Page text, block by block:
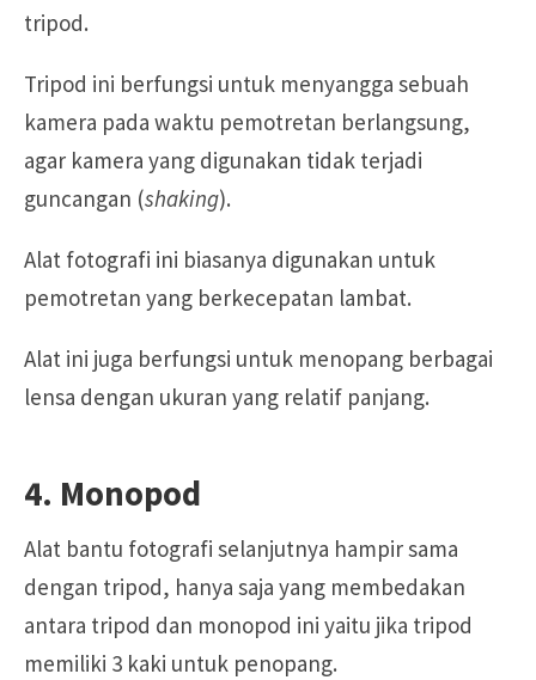
tripod.
Tripod ini berfungsi untuk menyangga sebuah
kamera pada waktu pemotretan berlangsung,
agar kamera yang digunakan tidak terjadi
guncangan (shaking).
Alat fotografi ini biasanya digunakan untuk
pemotretan yang berkecepatan lambat.
Alat ini juga berfungsi untuk menopang berbagai
lensa dengan ukuran yang relatif panjang.
4. Monopod
Alat bantu fotografi selanjutnya hampir sama
dengan tripod, hanya saja yang membedakan
antara tripod dan monopod ini yaitu jika tripod
memiliki 3 kaki untuk penopang.